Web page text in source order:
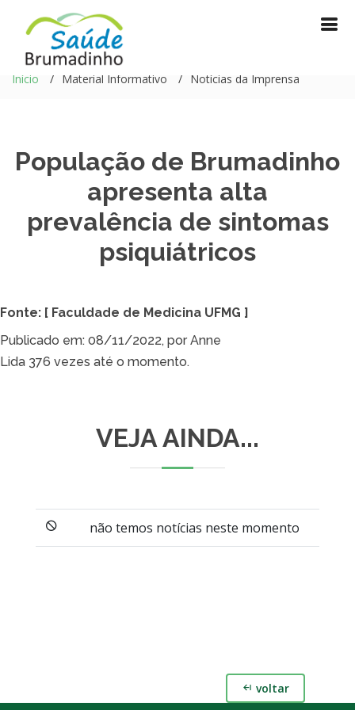
Início Material Informativo Notícias da Imprensa
População de Brumadinho
apresenta alta
prevalência de sintomas
psiquiátricos
Fonte: [ Faculdade de Medicina UFMG ]
Publicado em: 08/11/2022, por Anne
Lida 376 vezes até o momento.
VEJA AINDA...
não temos notícias neste momento
voltar